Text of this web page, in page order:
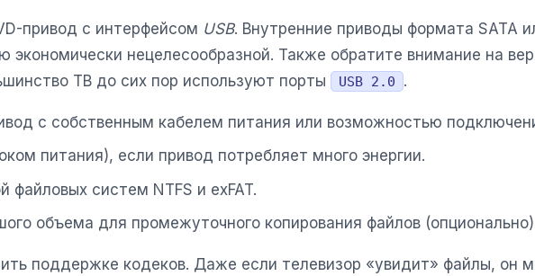
привод с интерфейсом USB. Внутренние приводы формата SATA
экономически нецелесообразной. Также обратите внимание на
ТВ до сих пор используют порты USB 2.0 .
с собственным кабелем питания или возможностью
питания), если привод потребляет много энергии.
файловых систем NTFS и exFAT.
объема для промежуточного копирования файлов
поддержке кодеков. Даже если телевизор «увидит» файлы, он